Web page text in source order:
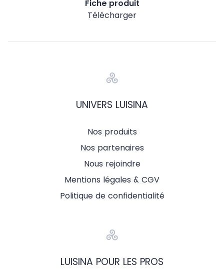
Fiche produit
Télécharger
UNIVERS LUISINA
Nos produits
Nos partenaires
Nous rejoindre
Mentions légales & CGV
Politique de confidentialité
LUISINA POUR LES PROS